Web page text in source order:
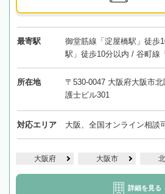
最寄駅
御堂筋線「淀屋橋駅」徒歩
駅」徒歩10分以内 / 谷町線
所在地
〒530-0047 大阪府大阪市
護士ビル301
対応エリア 大阪、全国オンライン相談
大阪府 大阪市
詳細を見る